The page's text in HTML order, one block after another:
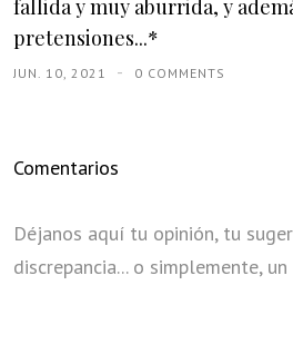
fallida y muy aburrida, y
pretensiones...*
JUN. 10, 2021 0 COMMENTS
Comentarios
Déjanos aquí tu opinión, tu
discrepancia... o simplemente,